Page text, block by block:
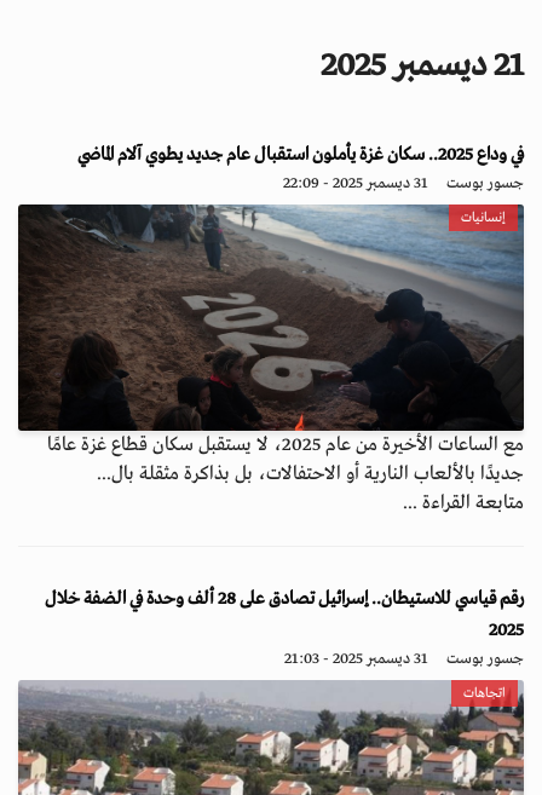
a
o
n
21 ديسمبر 2025
في وداع 2025.. سكان غزة يأملون استقبال عام جديد يطوي آلام الماضي
جسور بوست 31 ديسمبر 2025 - 22:09
إنسانيات
مع الساعات الأخيرة من عام 2025، لا يستقبل سكان قطاع غزة عامًا
جديدًا بالألعاب النارية أو الاحتفالات، بل بذاكرة مثقلة بال...
متابعة القراءة ...
رقم قياسي للاستيطان.. إسرائيل تصادق على 28 ألف وحدة في الضفة خلال
2025
جسور بوست 31 ديسمبر 2025 - 21:03
اتجاهات